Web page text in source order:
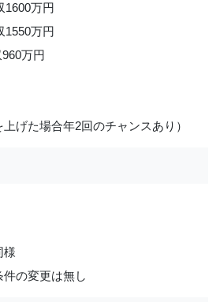
1600万円
1550万円
万円
げた場合年2回のチャンスあり）
様
の変更は無し